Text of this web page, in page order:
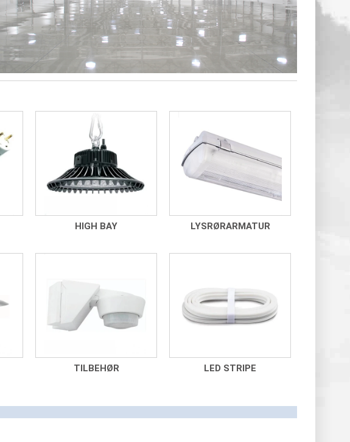
HIGH BAY LYSRØRARMATUR
TILBEHØR LED STRIPE